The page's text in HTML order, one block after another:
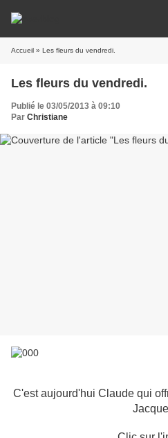
Accueil » Les fleurs du vendredi.
Les fleurs du vendredi.
Publié le 03/05/2013 à 09:10
Par Christiane
C'est aujourd'hui Claude qui